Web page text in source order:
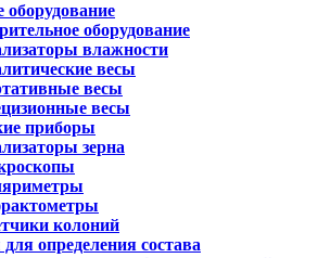
оборудование
оборудование
влажности
весы
весы
весы
приборы
зерна
колоний
определения состава